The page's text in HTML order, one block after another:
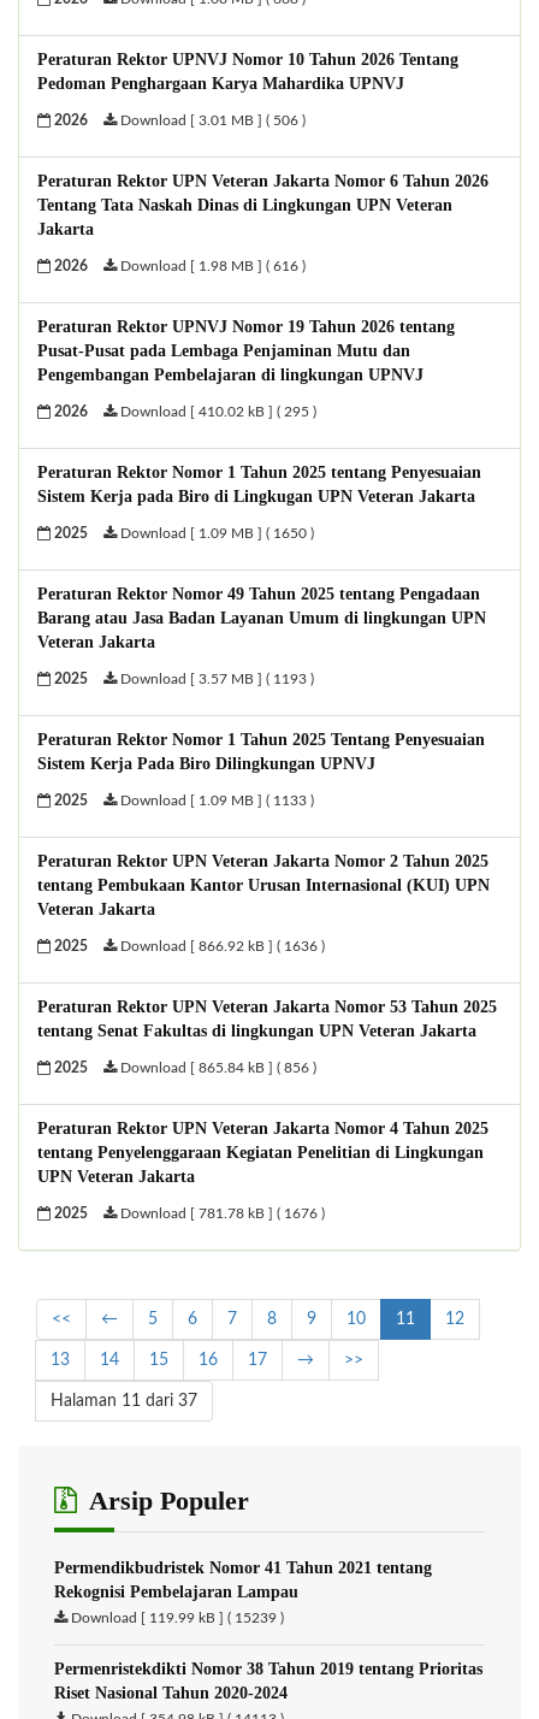
Peraturan Rektor UPNVJ Nomor 10 Tahun 2026 Tentang
Pedoman Penghargaan Karya Mahardika UPNVJ
2026 Download [ 3.01 MB ] ( 506 )
Peraturan Rektor UPN Veteran Jakarta Nomor 6 Tahun 2026
Tentang Tata Naskah Dinas di Lingkungan UPN Veteran
Jakarta
2026 Download [ 1.98 MB ] ( 616 )
Peraturan Rektor UPNVJ Nomor 19 Tahun 2026 tentang
Pusat-Pusat pada Lembaga Penjaminan Mutu dan
Pengembangan Pembelajaran di lingkungan UPNVJ
2026 Download [ 410.02 kB ] ( 295 )
Peraturan Rektor Nomor 1 Tahun 2025 tentang Penyesuaian
Sistem Kerja pada Biro di Lingkugan UPN Veteran Jakarta
2025 Download [ 1.09 MB ] ( 1650 )
Peraturan Rektor Nomor 49 Tahun 2025 tentang Pengadaan
Barang atau Jasa Badan Layanan Umum di lingkungan UPN
Veteran Jakarta
2025 Download [ 3.57 MB ] ( 1193 )
Peraturan Rektor Nomor 1 Tahun 2025 Tentang Penyesuaian
Sistem Kerja Pada Biro Dilingkungan UPNVJ
2025 Download [ 1.09 MB ] ( 1133 )
Peraturan Rektor UPN Veteran Jakarta Nomor 2 Tahun 2025
tentang Pembukaan Kantor Urusan Internasional (KUI) UPN
Veteran Jakarta
2025 Download [ 866.92 kB ] ( 1636 )
Peraturan Rektor UPN Veteran Jakarta Nomor 53 Tahun 2025
tentang Senat Fakultas di lingkungan UPN Veteran Jakarta
2025 Download [ 865.84 kB ] ( 856 )
Peraturan Rektor UPN Veteran Jakarta Nomor 4 Tahun 2025
tentang Penyelenggaraan Kegiatan Penelitian di Lingkungan
UPN Veteran Jakarta
2025 Download [ 781.78 kB ] ( 1676 )
<< ← 5 6 7 8 9 10 11 12
13 14 15 16 17 → >>
Halaman 11 dari 37
Arsip Populer
Permendikbudristek Nomor 41 Tahun 2021 tentang
Rekognisi Pembelajaran Lampau
Download [ 119.99 kB ] ( 15239 )
Permenristekdikti Nomor 38 Tahun 2019 tentang Prioritas
Riset Nasional Tahun 2020-2024